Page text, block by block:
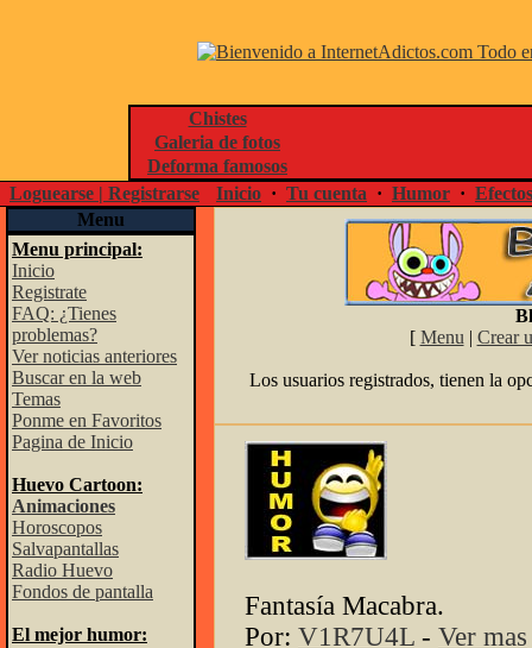
Chistes
Galeria de fotos
Deforma famosos
Loguearse | Registrarse
Inicio · Tu cuenta · Humor ·
Menu
Menu principal:
Inicio
Registrate
FAQ: ¿Tienes
problemas?
Ver noticias anteriores
Buscar en la web
Temas
Ponme en Favoritos
Pagina de Inicio
Huevo Cartoon:
Animaciones
Horoscopos
Salvapantallas
Radio Huevo
Fondos de pantalla
El mejor humor:
[ Menu | Crear
Los usuarios registrados, tienen la
Fantasía Macabra.
Por: V1R7U4L - Ver mas